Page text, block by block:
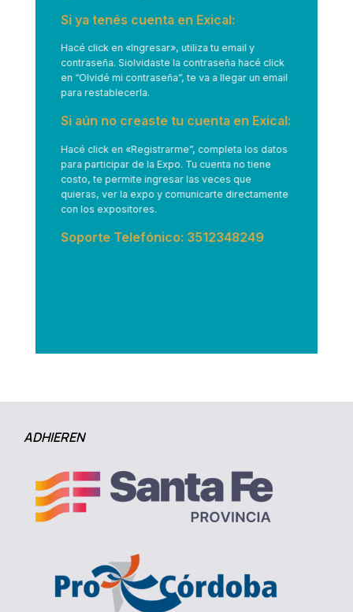
Si ya tenés cuenta en Exical:
Hacé click en «Ingresar», utiliza tu email y
contraseña. Siolvidaste la contraseña hacé click
en “Olvidé mi contraseña”, te va a llegar un email
para restablecerla.
Si aún no creaste tu cuenta en Exical:
Hacé click en «Registrarme”, completa los datos
para participar de la Expo. Tu cuenta no tiene
costo, te permite ingresar las veces que
quieras, ver la expo y comunicarte directamente
con los expositores.
Soporte Telefónico: 3512348249
ADHIEREN